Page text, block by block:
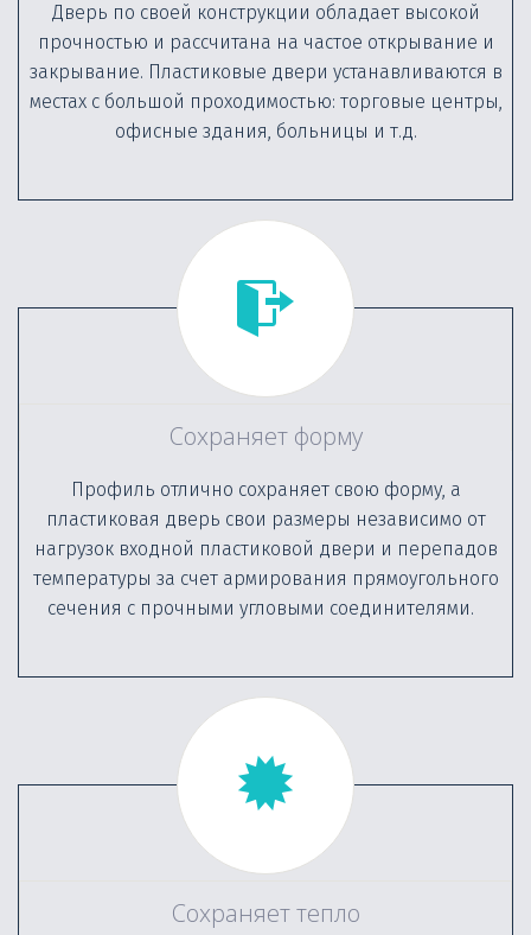
Дверь по своей конструкции обладает высокой
прочностью и рассчитана на частое открывание и
закрывание. Пластиковые двери устанавливаются в
местах с большой проходимостью: торговые центры,
офисные здания, больницы и т.д.
Сохраняет форму
Профиль отлично сохраняет свою форму, а
пластиковая дверь свои размеры независимо от
нагрузок входной пластиковой двери и перепадов
температуры за счет армирования прямоугольного
сечения с прочными угловыми соединителями.
Сохраняет тепло